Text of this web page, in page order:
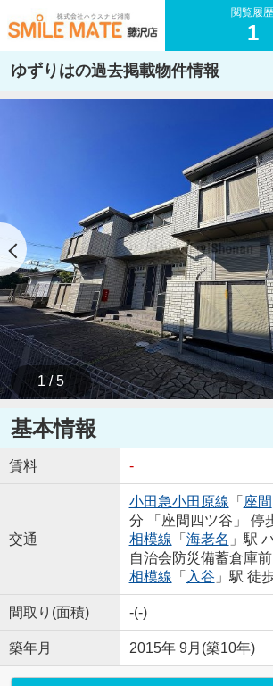
閲覧履歴
1
ゆずりはの過去掲載物件情報
1 / 5
基本情報
賃料 -
交通
小田急小田原線 「 座間
分 「座間四ツ谷」 停
相模線 「 海老名 」駅
自治会防災備蓄倉庫
相模線 「 入谷 」駅 徒
間取り(面積) -(-)
築年月 2015年 9月(築10年)